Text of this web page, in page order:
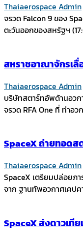
Thaiaerospace Admin
จรวด Falcon 9 ของ
ตะวันออกของสหรัฐฯ
สหราชอาณาจักรเ
Thaiaerospace Admin
บริษัทสตาร์ทอัพด้านอวก
จรวด RFA One ที่ ท่าอ
SpaceX ถ่ายทอด
Thaiaerospace Admin
SpaceX เตรียมปล่อยภ
จาก ฐานทัพอวกาศเคปค
SpaceX ส่งดาวเที